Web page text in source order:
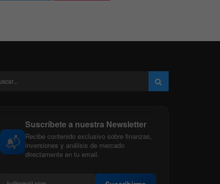
📬
Suscríbete a nuestra Newsletter
Recibe contenido exclusivo sobre finanzas,
inversiones y análisis de mercado
directamente en tu email.